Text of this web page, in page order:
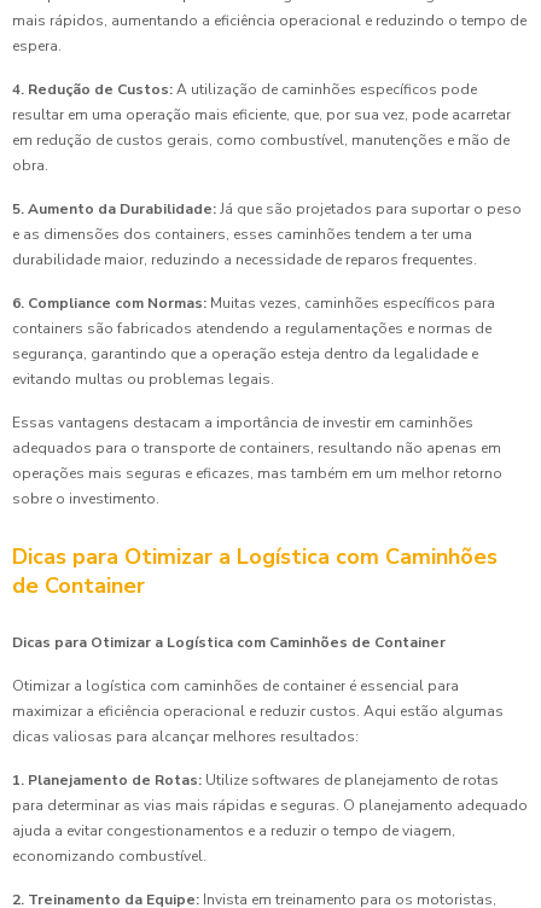
mais rápidos, aumentando a eficiência operacional e reduzindo o tempo de
espera.
4. Redução de Custos:A utilização de caminhões específicos pode
resultar em uma operação mais eficiente, que, por sua vez, pode acarretar
em redução de custos gerais, como combustível, manutenções e mão de
obra.
5. Aumento da Durabilidade:Já que são projetados para suportar o peso
e as dimensões dos containers, esses caminhões tendem a ter uma
durabilidade maior, reduzindo a necessidade de reparos frequentes.
6. Compliance com Normas: Muitas vezes, caminhões específicos para
containers são fabricados atendendo a regulamentações e normas de
segurança, garantindo que a operação esteja dentro da legalidade e
evitando multas ou problemas legais.
Essas vantagens destacam a importância de investir em caminhões
adequados para o transporte de containers, resultando não apenas em
operações mais seguras e eficazes, mas também em um melhor retorno
sobre o investimento.
Dicas para Otimizar a Logística com Caminhões
de Container
Dicas para Otimizar a Logística com Caminhões de Container
Otimizar a logística com caminhões de container é essencial para
maximizar a eficiência operacional e reduzir custos. Aqui estão algumas
dicas valiosas para alcançar melhores resultados:
1. Planejamento de Rotas: Utilize softwares de planejamento de rotas
para determinar as vias mais rápidas e seguras. O planejamento adequado
ajuda a evitar congestionamentos e a reduzir o tempo de viagem,
economizando combustível.
2. Treinamento da Equipe: Invista em treinamento para os motoristas,